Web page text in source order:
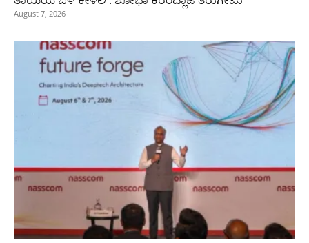
August 7, 2026